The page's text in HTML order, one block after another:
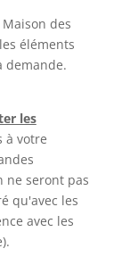
Maison des
éléments
demande.
les
à votre
ne seront pas
qu'avec les
avec les